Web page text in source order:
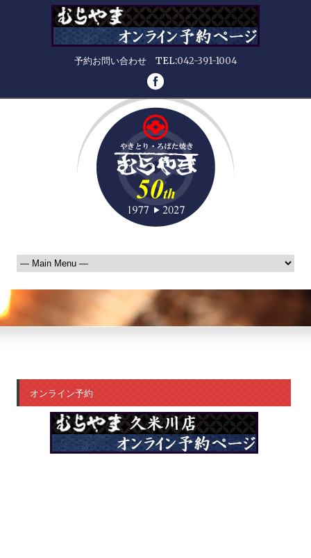
予約お問い合わせ TEL:042-391-1004
オンライン予約